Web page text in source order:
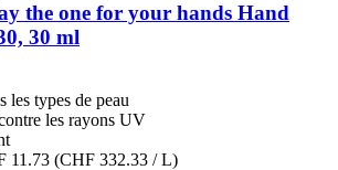
the one for your hands Hand
30 ml
les types de peau
les rayons UV
11.73 (CHF 332.33 / L)